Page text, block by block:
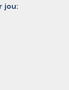
jou: